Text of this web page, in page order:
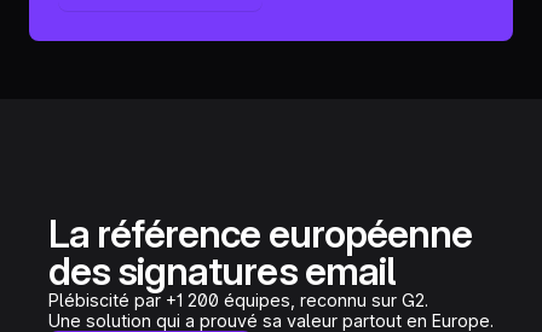
La référence européenne
des signatures email
Plébiscité par +1 200 équipes, reconnu sur G2.
Une solution qui a prouvé sa valeur partout en Europe.